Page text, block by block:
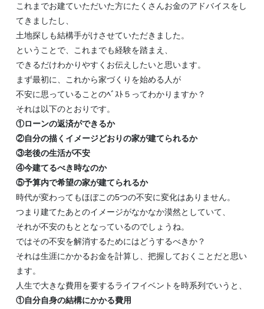
これまでお建ていただいた方にたくさんお金のアドバイスをし
てきましたし、
土地探しも結構手がけさせていただきました。
ということで、これまでも経験を踏まえ、
できるだけわかりやすくお伝えしたいと思います。
まず最初に、これから家づくりを始める人が
不安に思っていることのﾍﾞｽﾄ５ってわかりますか？
それは以下のとおりです。
①ローンの返済ができるか
②自分の描くイメージどおりの家が建てられるか
③老後の生活が不安
④今建てるべき時なのか
⑤予算内で希望の家が建てられるか
時代が変わってもほぼこの5つの不安に変化はありません。
つまり建てたあとのイメージがなかなか漠然としていて、
それが不安のもととなっているのでしょうね。
ではその不安を解消するためにはどうするべきか？
それは生涯にかかるお金を計算し、把握しておくことだと思い
ます。
人生で大きな費用を要するライフイベントを時系列でいうと、
①自分自身の結構にかかる費用